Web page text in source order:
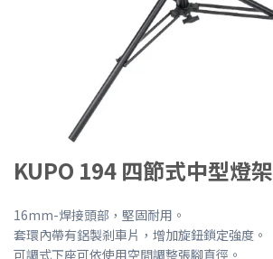
KUPO 194 四節式中型燈架
16mm-焊接頭部，堅固耐用。
套環內帶有鋁製剎車片，增加旋鈕鎖定強度。
可調式下座可依使用空間調整張腳直徑。